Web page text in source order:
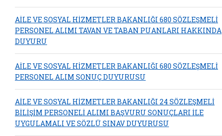
AİLE VE SOSYAL HİZMETLER BAKANLIĞI 680 SÖZLEŞMELİ
PERSONEL ALIMI TAVAN VE TABAN PUANLARI HAKKINDA
DUYURU
AİLE VE SOSYAL HİZMETLER BAKANLIĞI 680 SÖZLEŞMELİ
PERSONEL ALIM SONUÇ DUYURUSU
AİLE VE SOSYAL HİZMETLER BAKANLIĞI 24 SÖZLEŞMELİ
BİLİŞİM PERSONELİ ALIMI BAŞVURU SONUÇLARI İLE
UYGULAMALI VE SÖZLÜ SINAV DUYURUSU